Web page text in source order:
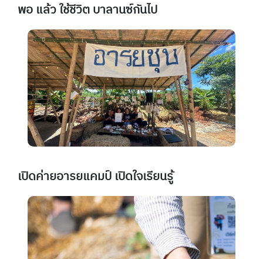
พอ แล้ว ใช้ชีวิต บาลานซ์กันไป
เปิดค่ายอารยแคมป์ เปิดใจเรียนรู้